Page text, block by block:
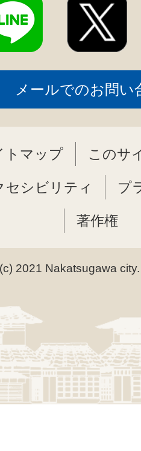
メールでのお問い
トマップ このサ
セシビリティ プ
著作権
2021 Nakatsugawa